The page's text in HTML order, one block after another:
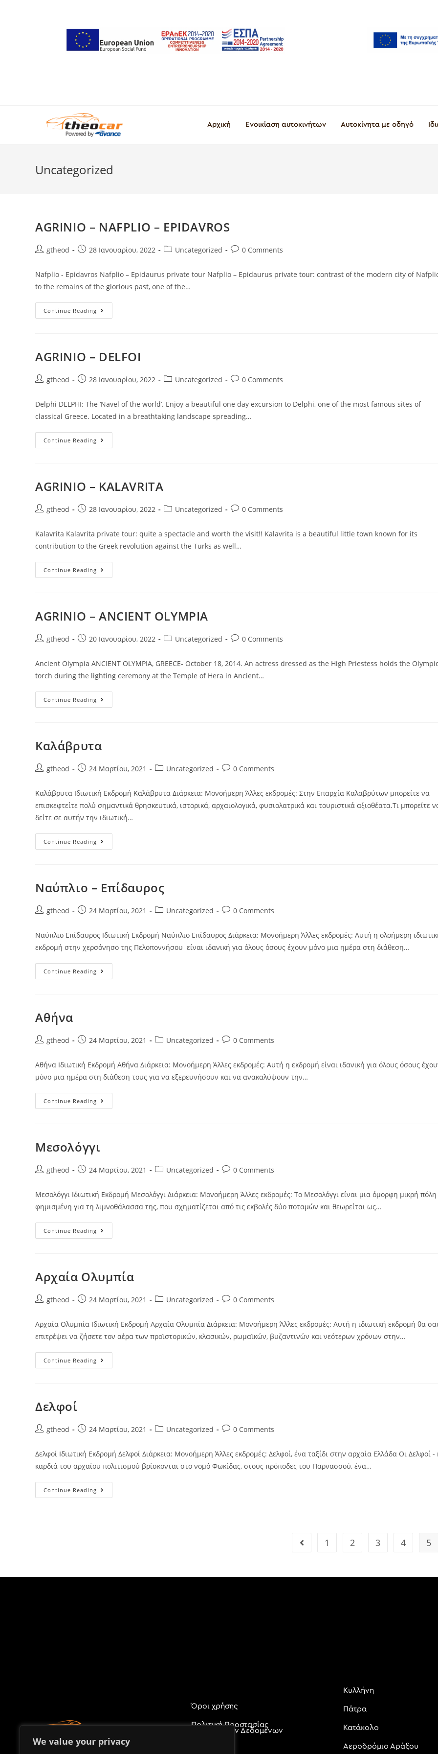
We value your privacy
Αρχική Ενοικίαση αυτοκινήτων Αυτοκίνητα με οδηγό
Uncategorized
AGRINIO – NAFPLIO – EPIDAVROS
gtheod 28 Ιανουαρίου, 2022 Uncategorized 0 Comments
Nafplio - Epidavros Nafplio – Epidaurus private tour Nafplio – Epidaurus private tour: contrast of the modern city of
to the remains of the glorious past, one of the…
Continue Reading
AGRINIO – DELFOI
gtheod 28 Ιανουαρίου, 2022 Uncategorized 0 Comments
Delphi DELPHI: The ‘Navel of the world’. Enjoy a beautiful one day excursion to Delphi, one of the most famous sites of
classical Greece. Located in a breathtaking landscape spreading…
Continue Reading
AGRINIO – KALAVRITA
gtheod 28 Ιανουαρίου, 2022 Uncategorized 0 Comments
Kalavrita Kalavrita private tour: quite a spectacle and worth the visit!! Kalavrita is a beautiful little town known for its
contribution to the Greek revolution against the Turks as well…
Continue Reading
AGRINIO – ANCIENT OLYMPIA
gtheod 20 Ιανουαρίου, 2022 Uncategorized 0 Comments
Ancient Olympia ANCIENT OLYMPIA, GREECE- October 18, 2014. An actress dressed as the High Priestess holds the
torch during the lighting ceremony at the Temple of Hera in Ancient…
Continue Reading
Καλάβρυτα
gtheod 24 Μαρτίου, 2021 Uncategorized 0 Comments
Καλάβρυτα Ιδιωτική Εκδρομή Καλάβρυτα Διάρκεια: Μονοήμερη Άλλες εκδρομές: Στην Επαρχία Καλαβρύτων μπορείτε να
επισκεφτείτε πολύ σημαντικά θρησκευτικά, ιστορικά, αρχαιολογικά, φυσιολατρικά και τουριστικά αξιοθέατα.Τι μπορείτε
δείτε σε αυτήν την ιδιωτική…
Continue Reading
Ναύπλιο – Επίδαυρος
gtheod 24 Μαρτίου, 2021 Uncategorized 0 Comments
Ναύπλιο Επίδαυρος Ιδιωτική Εκδρομή Ναύπλιο Επίδαυρος Διάρκεια: Μονοήμερη Άλλες εκδρομές: Αυτή η ολοήμερη
εκδρομή στην χερσόνησο της Πελοποννήσου είναι ιδανική για όλους όσους έχουν μόνο μια ημέρα στη διάθεση…
Continue Reading
Αθήνα
gtheod 24 Μαρτίου, 2021 Uncategorized 0 Comments
Αθήνα Ιδιωτική Εκδρομή Αθήνα Διάρκεια: Μονοήμερη Άλλες εκδρομές: Αυτή η εκδρομή είναι ιδανική για όλους όσους
μόνο μια ημέρα στη διάθεση τους για να εξερευνήσουν και να ανακαλύψουν την…
Continue Reading
Μεσολόγγι
gtheod 24 Μαρτίου, 2021 Uncategorized 0 Comments
Μεσολόγγι Ιδιωτική Εκδρομή Μεσολόγγι Διάρκεια: Μονοήμερη Άλλες εκδρομές: Το Μεσολόγγι είναι μια όμορφη μικρή πόλη
φημισμένη για τη λιμνοθάλασσα της, που σχηματίζεται από τις εκβολές δύο ποταμών και θεωρείται ως…
Continue Reading
Αρχαία Ολυμπία
gtheod 24 Μαρτίου, 2021 Uncategorized 0 Comments
Αρχαία Ολυμπία Ιδιωτική Εκδρομή Αρχαία Ολυμπία Διάρκεια: Μονοήμερη Άλλες εκδρομές: Αυτή η ιδιωτική εκδρομή θα
επιτρέψει να ζήσετε τον αέρα των προϊστορικών, κλασικών, ρωμαϊκών, βυζαντινών και νεότερων χρόνων στην…
Continue Reading
Δελφοί
gtheod 24 Μαρτίου, 2021 Uncategorized 0 Comments
Δελφοί Ιδιωτική Εκδρομή Δελφοί Διάρκεια: Μονοήμερη Άλλες εκδρομές: Δελφοί, ένα ταξίδι στην αρχαία Ελλάδα Οι Δελφοί -
καρδιά του αρχαίου πολιτισμού βρίσκονται στο νομό Φωκίδας, στους πρόποδες του Παρνασσού, ένα…
Continue Reading
1 2 3 4 5
Όροι χρήσης
Πολιτική Προστασίας
Προσωπικών Δεδομένων
Κυλλήνη
Πάτρα
Κατάκολο
Αεροδρόμιο Αράξου